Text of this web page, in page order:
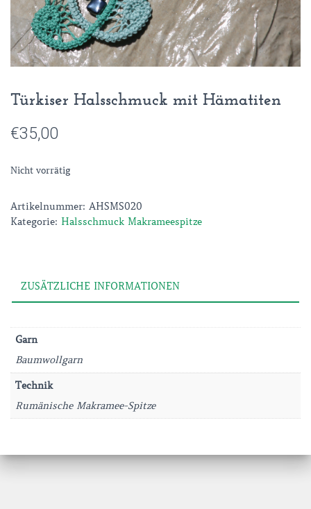
Türkiser Halsschmuck mit Hämatiten
€35,00
Nicht vorrätig
Artikelnummer: AHSMS020
Kategorie: Halsschmuck Makrameespitze
ZUSÄTZLICHE INFORMATIONEN
Garn
Baumwollgarn
Technik
Rumänische Makramee-Spitze